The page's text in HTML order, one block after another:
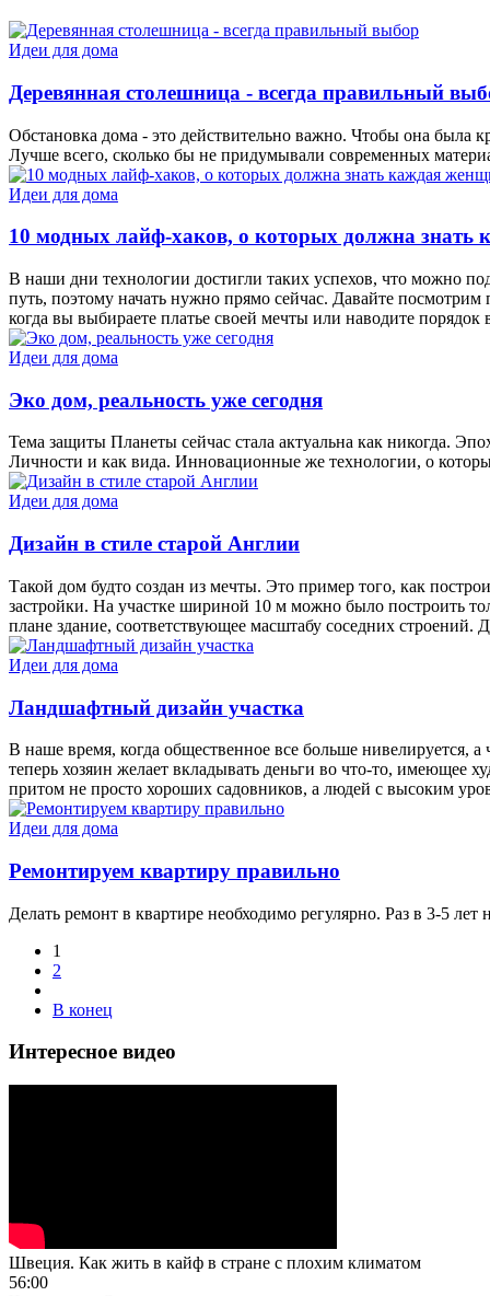
Идеи для дома
Деревянная столешница - всегда правильный
Обстановка дома - это действительно важно. Чтобы она была
Лучше всего, сколько бы не придумывали современных
Идеи для дома
10 модных лайф-хаков, о которых должна знать
В наши дни технологии достигли таких успехов, что можно
путь, поэтому начать нужно прямо сейчас. Давайте
когда вы выбираете платье своей мечты или наводите
Идеи для дома
Эко дом, реальность уже сегодня
Тема защиты Планеты сейчас стала актуальна как никогда.
Личности и как вида. Инновационные же технологии, о
Идеи для дома
Дизайн в стиле старой Англии
Такой дом будто создан из мечты. Это пример того, как
застройки. На участке шириной 10 м можно было построить
плане здание, соответствующее масштабу соседних
Идеи для дома
Ландшафтный дизайн участка
В наше время, когда общественное все больше нивелируется,
теперь хозяин желает вкладывать деньги во что-то, имеющее
притом не просто хороших садовников, а людей с высоким
Идеи для дома
Ремонтируем квартиру правильно
Делать ремонт в квартире необходимо регулярно. Раз в 3-5
1
2
В конец
Интересное видео
Швеция. Как жить в кайф в стране с плохим климатом
56:00